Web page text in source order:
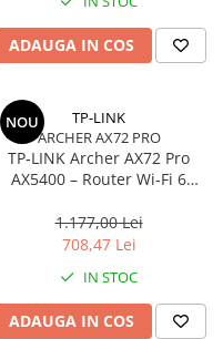
ADAUGA IN COS
NOU
TP-LINK
ARCHER AX72 PRO
TP‑LINK Archer AX72 Pro
AX5400 – Router Wi‑Fi 6
6 Antene, Port 2.5Gbps
WAN/LAN, USB 3.0
1.177,00 Lei
708,47 Lei
IN STOC
ADAUGA IN COS